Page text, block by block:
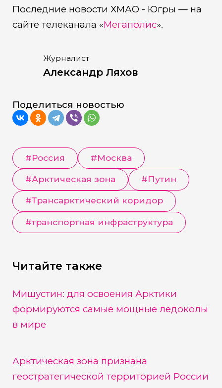
Последние новости ХМАО - Югры — на
сайте телеканала «Мегаполис».
Журналист
Александр Ляхов
Поделиться новостью
#Россия #Москва
#Арктическая зона #Путин
#Трансарктический коридор
#транспортная инфраструктура
Читайте также
Мишустин: для освоения Арктики
формируются самые мощные ледоколы
в мире
Арктическая зона признана
геостратегической территорией России